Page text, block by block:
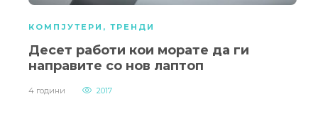
КОМПЈУТЕРИ , ТРЕНДИ
Десет работи кои морате да ги
направите со нов лаптоп
4 години 2017